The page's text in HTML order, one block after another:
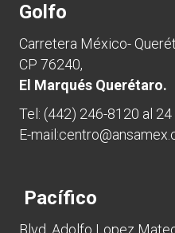
Golfo
Carretera México-
CP 76240,
El Marqués Querétaro.
Tel: (442) 246-8120 al 24
E-mail:
Pacífico
Blvd. Adolfo Lopez